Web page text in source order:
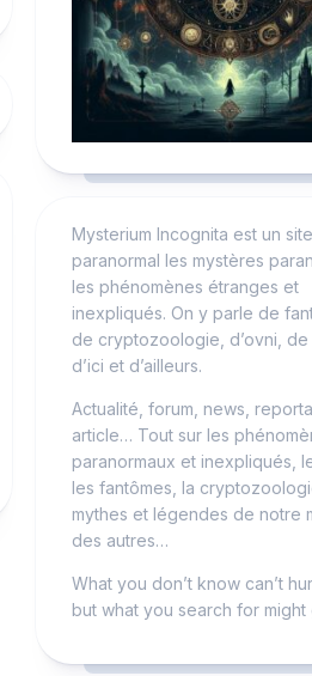
Mysterium Incognita est un
paranormal les mystères
les phénomènes étranges et
inexpliqués. On y parle de
de cryptozoologie, d’ovni, de
d’ici et d’ailleurs.
Actualité, forum, news,
article… Tout sur les
paranormaux et inexpliqués,
les fantômes, la
mythes et légendes de notre
des autres…
What you don’t know can’t
but what you search for might